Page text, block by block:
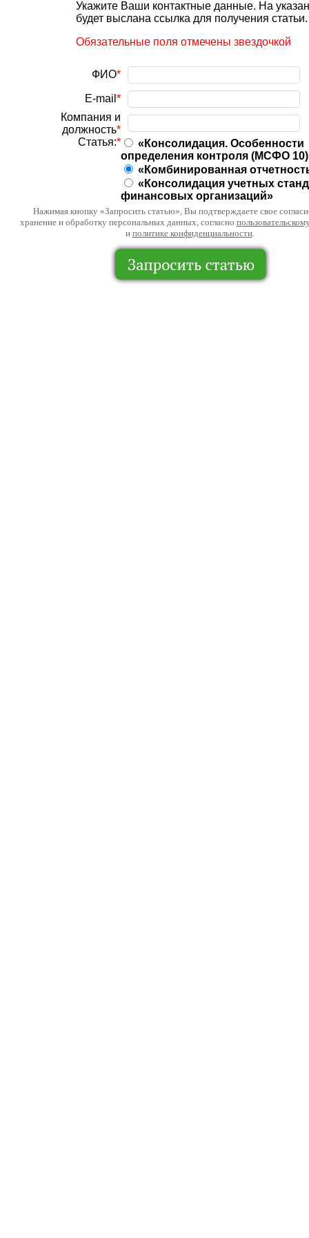
Укажите Ваши контактные данные. На
будет выслана ссылка для получения статьи.
Обязательные поля отмечены звездочкой
ФИО*
E-mail *
Компания и
должность*
Статья:*
«Консолидация. Особенности
определения контроля (МСФО
«Комбинированная
«Консолидация учетных
финансовых организаций»
Нажимая кнопку «Запросить статью», Вы подтверждаете свое
хранение и обработку персональных данных, согласно
и политике конфиденциальности.